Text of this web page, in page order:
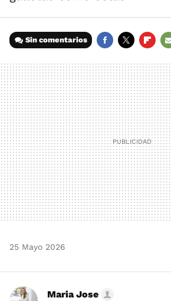
Sin comentarios
25 Mayo 2026
Maria Jose